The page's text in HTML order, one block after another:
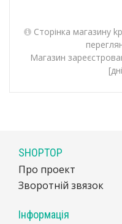
Сторінка магазину
Магазин
SHOPTOP
Про проект
Зворотній звязок
Інформація